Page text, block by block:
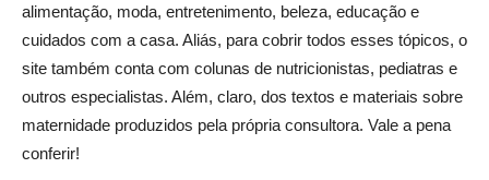
alimentação, moda, entretenimento, beleza, educação e
cuidados com a casa. Aliás, para cobrir todos esses tópicos, o
site também conta com colunas de nutricionistas, pediatras e
outros especialistas. Além, claro, dos textos e materiais sobre
maternidade produzidos pela própria consultora. Vale a pena
conferir!